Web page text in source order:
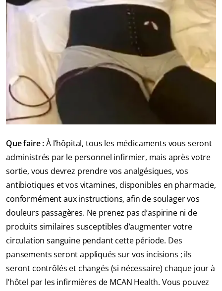
Que faire :À l’hôpital, tous les médicaments vous seront
administrés par le personnel infirmier, mais après votre
sortie, vous devrez prendre vos analgésiques, vos
antibiotiques et vos vitamines, disponibles en pharmacie,
conformément aux instructions, afin de soulager vos
douleurs passagères. Ne prenez pas d’aspirine ni de
produits similaires susceptibles d’augmenter votre
circulation sanguine pendant cette période. Des
pansements seront appliqués sur vos incisions ; ils
seront contrôlés et changés (si nécessaire) chaque jour à
l’hôtel par les infirmières de MCAN Health. Vous pouvez